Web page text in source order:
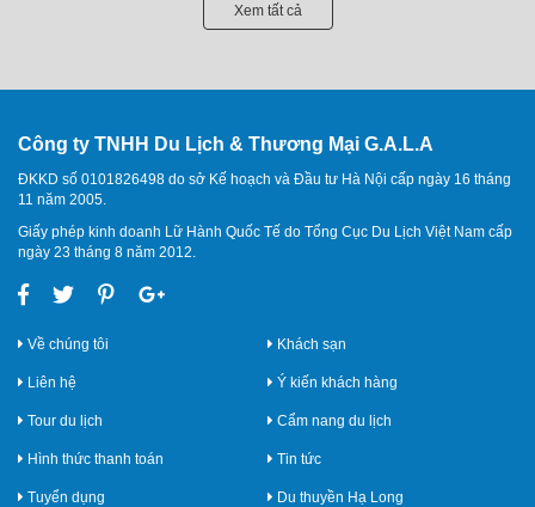
Xem tất cả
Công ty TNHH Du Lịch & Thương Mại G.A.L.A
ĐKKD số 0101826498 do sở Kế hoạch và Đầu tư Hà Nội cấp ngày 16 tháng
11 năm 2005.
Giấy phép kinh doanh Lữ Hành Quốc Tế do Tổng Cục Du Lịch Việt Nam cấp
ngày 23 tháng 8 năm 2012.
Về chúng tôi
Liên hệ
Tour du lịch
Hình thức thanh toán
Tuyển dụng
Khách sạn
Ý kiến khách hàng
Cẩm nang du lịch
Tin tức
Du thuyền Hạ Long